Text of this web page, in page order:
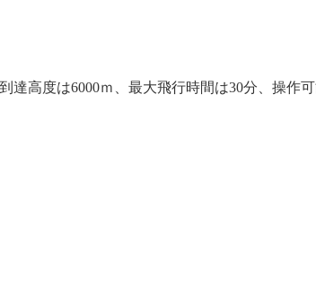
達高度は6000ｍ、最大飛行時間は30分、操作